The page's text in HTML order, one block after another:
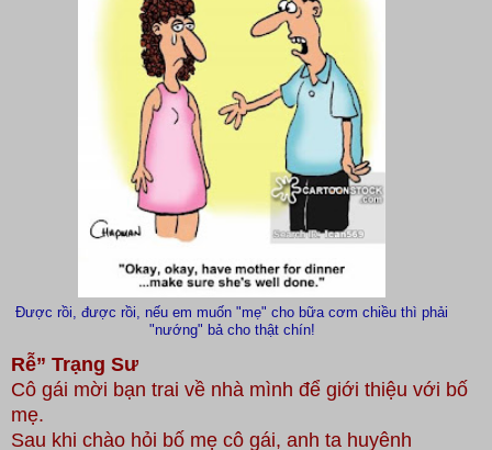
Được rồi, được rồi, nếu em muốn "mẹ" cho bữa cơm chiều thì phải
"nướng" bả cho thật chín!
Rễ” Trạng Sư
Cô gái mời bạn trai về nhà mình để giới thiệu với bố
mẹ.
Sau khi chào hỏi bố mẹ cô gái, anh ta huyênh